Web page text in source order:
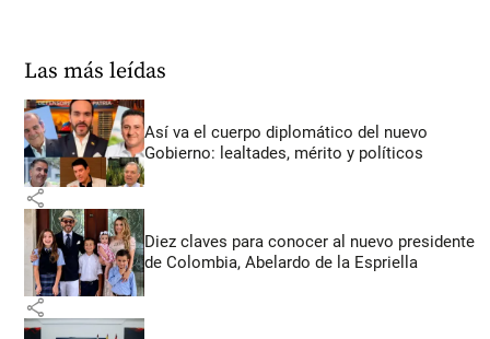
Las más leídas
Así va el cuerpo diplomático del nuevo
Gobierno: lealtades, mérito y políticos
share
Diez claves para conocer al nuevo presidente
de Colombia, Abelardo de la Espriella
share